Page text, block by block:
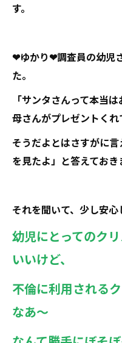
す。
❤ゆかり❤調査員の幼児
た。
「サンタさんって本当
母さんがプレゼントくれ
そうだよとはさすがに
を見たよ」と答えておき
それを聞いて、少し安心
幼児にとってのク
いいけど、
不倫に利用される
なあ～